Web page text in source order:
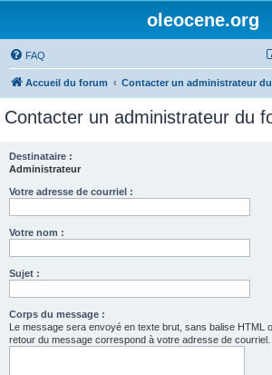
oleocene.org
FAQ
Accueil du forum Contacter un administrateur
Contacter un administrateur du
Destinataire :
Administrateur
Votre adresse de courriel :
Votre nom :
Sujet :
Corps du message :
Le message sera envoyé en texte brut, sans balise HTML
retour du message correspond à votre adresse de courriel.